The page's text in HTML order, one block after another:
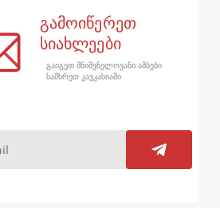
გამოიწერეთ
სიახლეები
გაიგეთ მნიშვნელოვანი ამბები
სამხრეთ კავკასიაში